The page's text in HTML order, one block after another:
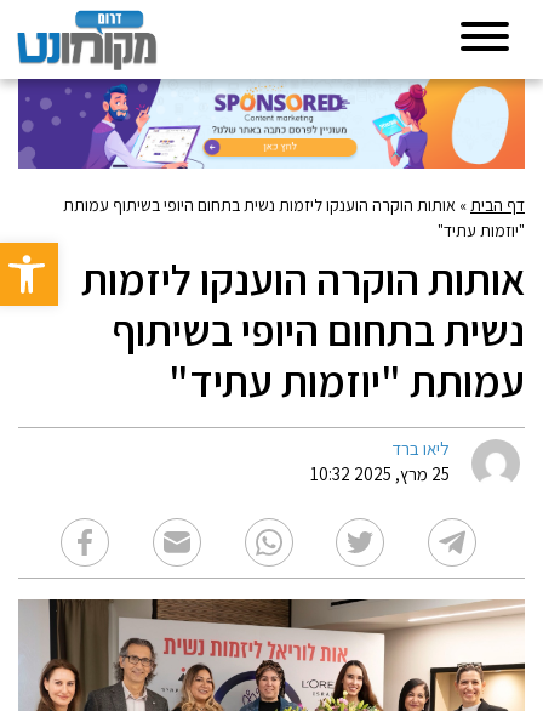
פתח
דף הבית» אותות הוקרה הוענקו ליזמות נשית בתחום היופי בשיתוף עמותת
"יוזמות עתיד"
אותות הוקרה הוענקו ליזמות
נשית בתחום היופי בשיתוף
עמותת "יוזמות עתיד"
ליאו ברד
25 מרץ, 2025 10:32